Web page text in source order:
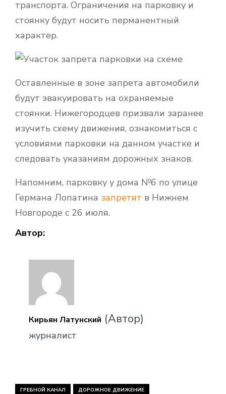
транспорта. Ограничения на парковку и
стоянку будут носить перманентный
характер.
Оставленные в зоне запрета автомобили
будут эвакуировать на охраняемые
стоянки. Нижегородцев призвали заранее
изучить схему движения, ознакомиться с
условиями парковки на данном участке и
следовать указаниям дорожных знаков.
Напомним, парковку у дома №6 по улице
Германа Лопатина запретят в Нижнем
Новгороде с 26 июля.
Автор:
Кирьян Латунский (Автор)
журналист
ГРЕБНОЙ КАНАЛ ДОРОЖНОЕ ДВИЖЕНИЕ